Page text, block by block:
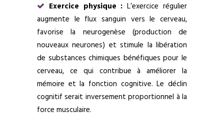
Exercice physique :L’exercice régulier
augmente le flux sanguin vers le cerveau,
favorise la neurogenèse (production de
nouveaux neurones) et stimule la libération
de substances chimiques bénéfiques pour le
cerveau, ce qui contribue à améliorer la
mémoire et la fonction cognitive. Le déclin
cognitif serait inversement proportionnel à la
force musculaire.